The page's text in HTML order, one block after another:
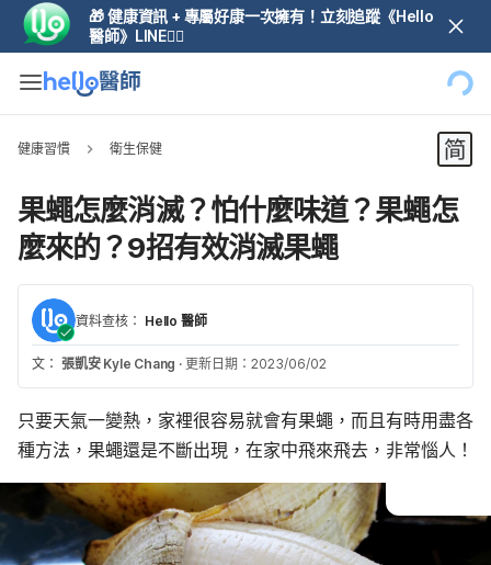
🎁 健康資訊 + 專屬好康一次擁有！立刻追蹤《Hello
醫師》LINE👆🏼
健康習慣 衛生保健
果蠅怎麼消滅？怕什麼味道？果蠅怎
麼來的？9招有效消滅果蠅
資料查核： Hello 醫師
文： 張凱安 Kyle Chang · 更新日期：2023/06/02
只要天氣一變熱，家裡很容易就會有果蠅，而且有時用盡各
種方法，果蠅還是不斷出現，在家中飛來飛去，非常惱人！